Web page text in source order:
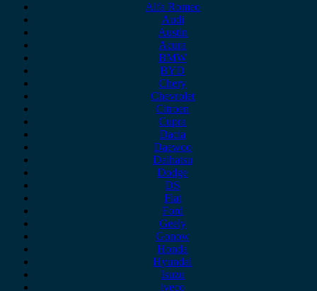
Alfa Romeo
Audi
Austin
Acura
BMW
BYD
Chery
Chevrolet
Citroen
Cupra
Dacia
Daewoo
Daihatsu
Dodge
DS
Fiat
Ford
Geely
Gonow
Honda
Hyundai
Isuzu
iveco